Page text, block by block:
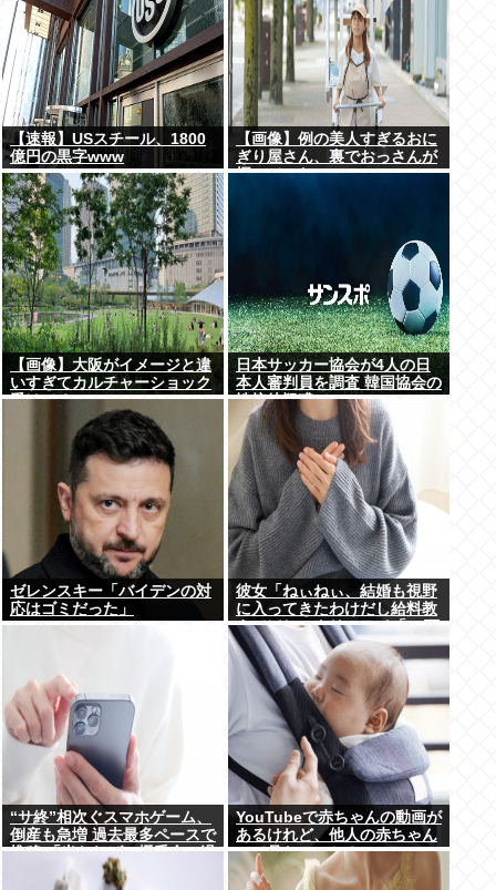
【速報】USスチール、1800
億円の黒字www
【画像】例の美人すぎるおに
ぎり屋さん、裏でおっさんが
握っていたwww
【画像】大阪がイメージと違
いすぎてカルチャーショック
受けてる
日本サッカー協会が4人の日
本人審判員を調査 韓国協会の
性接待疑惑で
ゼレンスキー「バイデンの対
応はゴミだった」
彼女「ねぃねぃ、結婚も視野
に入ってきたわけだし給料教
えてほしいナリ」ワイ「16万
だよ」⇒結果！
“サ終”相次ぐスマホゲーム、
倒産も急増 過去最多ペースで
推移 「当たれば一攫千金」過
去の時代に
YouTubeで赤ちゃんの動画が
あるけれど、他人の赤ちゃん
って見たいのか？